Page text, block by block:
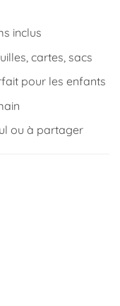
inclus
cartes, sacs
pour les enfants
ou à partager